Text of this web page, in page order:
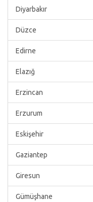
Diyarbakır
Düzce
Edirne
Elazığ
Erzincan
Erzurum
Eskişehir
Gaziantep
Giresun
Gümüşhane